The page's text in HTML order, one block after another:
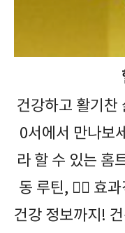
건강하고 활기찬
0서에서 만나보
라 할 수 있는 홈
동 루틴, 🏃‍♂️ 효
건강 정보까지!